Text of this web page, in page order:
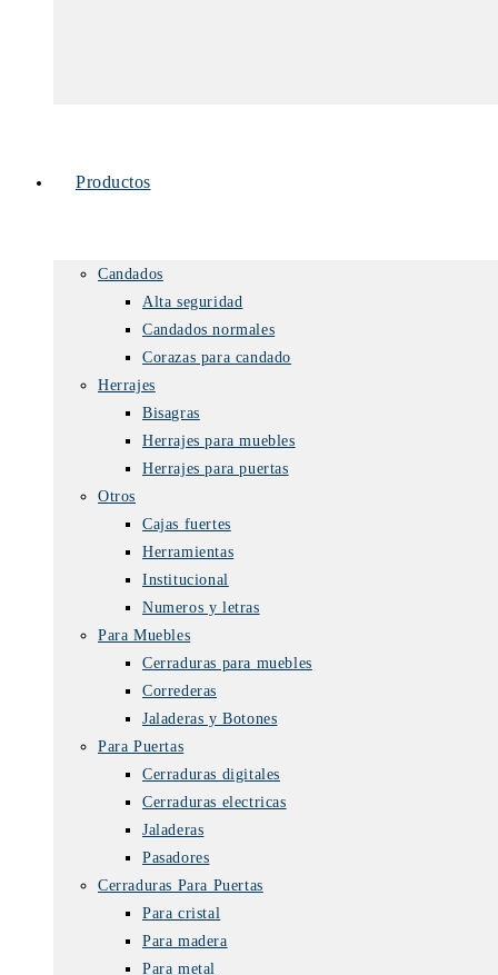
Productos
Candados
Alta seguridad
Candados normales
Corazas para candado
Herrajes
Bisagras
Herrajes para muebles
Herrajes para puertas
Otros
Cajas fuertes
Herramientas
Institucional
Numeros y letras
Para Muebles
Cerraduras para muebles
Correderas
Jaladeras y Botones
Para Puertas
Cerraduras digitales
Cerraduras electricas
Jaladeras
Pasadores
Cerraduras Para Puertas
Para cristal
Para madera
Para metal